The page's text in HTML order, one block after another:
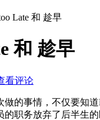
Late 和 趁早
和 趁早
看评论
的事情，不仅要知
的职务放弃了后半生